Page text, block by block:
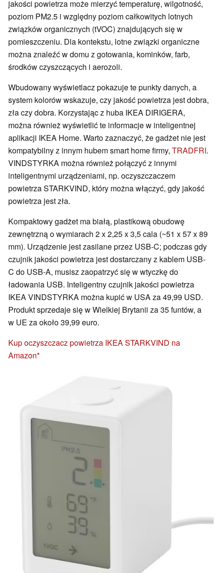
jakości powietrza może mierzyć temperaturę, wilgotność,
poziom PM2.5 i względny poziom całkowitych lotnych
związków organicznych (tVOC) znajdujących się w
pomieszczeniu. Dla kontekstu, lotne związki organiczne
można znaleźć w domu z gotowania, kominków, farb,
środków czyszczących i aerozoli.
Wbudowany wyświetlacz pokazuje te punkty danych, a
system kolorów wskazuje, czy jakość powietrza jest dobra,
zła czy dobra. Korzystając z huba IKEA DIRIGERA,
można również wyświetlić te informacje w inteligentnej
aplikacji IKEA Home. Warto zaznaczyć, że gadżet nie jest
kompatybilny z innym hubem smart home firmy, TRADFRI.
VINDSTYRKA można również połączyć z innymi
inteligentnymi urządzeniami, np. oczyszczaczem
powietrza STARKVIND, który można włączyć, gdy jakość
powietrza jest zła.
Kompaktowy gadżet ma białą, plastikową obudowę
zewnętrzną o wymiarach 2 x 2,25 x 3,5 cala (~51 x 57 x 89
mm). Urządzenie jest zasilane przez USB-C; podczas gdy
czujnik jakości powietrza jest dostarczany z kablem USB-
C do USB-A, musisz zaopatrzyć się w wtyczkę do
ładowania USB. Inteligentny czujnik jakości powietrza
IKEA VINDSTYRKA można kupić w USA za 49,99 USD.
Produkt sprzedaje się w Wielkiej Brytanii za 35 funtów, a
w UE za około 39,99 euro.
Kup oczyszczacz powietrza IKEA STARKVIND na
Amazon